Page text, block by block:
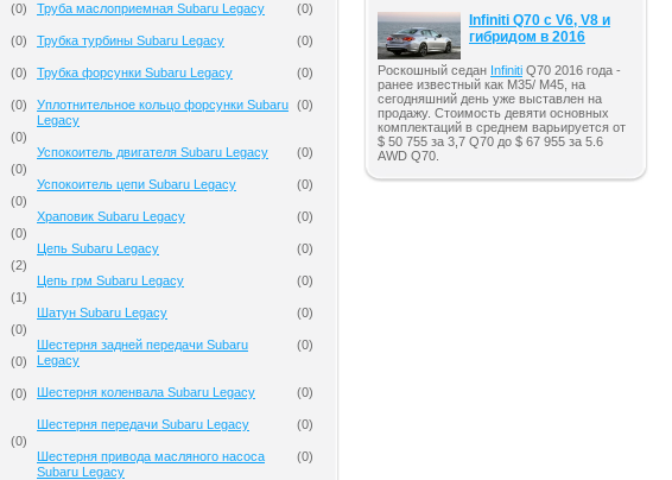
(0)
(0)
(0)
(0)
(0)
(0)
(0)
(0)
(2)
(1)
(0)
(0)
(0)
(0)
Труба маслоприемная Subaru Legacy (0)
Трубка турбины Subaru Legacy (0)
Трубка форсунки Subaru Legacy (0)
Уплотнительное кольцо форсунки Subaru
Legacy
(0)
Успокоитель двигателя Subaru Legacy (0)
Успокоитель цепи Subaru Legacy (0)
Храповик Subaru Legacy (0)
Цепь Subaru Legacy (0)
Цепь грм Subaru Legacy (0)
Шатун Subaru Legacy (0)
Шестерня задней передачи Subaru
Legacy
(0)
Шестерня коленвала Subaru Legacy (0)
Шестерня передачи Subaru Legacy (0)
Шестерня привода масляного насоса
Subaru Legacy
(0)
Infiniti Q70 с V6, V8 и
гибридом в 2016
Роскошный седан Infiniti Q70 2016 года -
ранее известный как M35/ M45, на
сегодняшний день уже выставлен на
продажу. Стоимость девяти основных
комплектаций в среднем варьируется от
$ 50 755 за 3,7 Q70 до $ 67 955 за 5.6
AWD Q70.